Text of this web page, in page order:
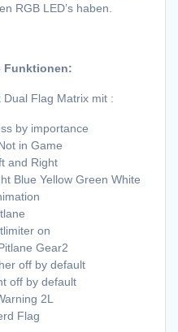
RGB LED’s haben.
Funktionen:
Flag Matrix mit :
by importance
in Game
and Right
Blue Yellow Green White
on
Gear2
off by default
off by default
2L
Flag